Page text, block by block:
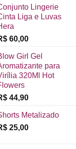
Lingerie
Liga e Luvas
60,00
Girl Gel
para
320Ml Hot
44,90
Metalizado
25,00